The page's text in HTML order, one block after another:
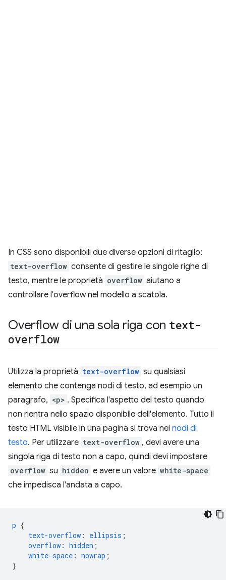
In CSS sono disponibili due diverse opzioni di ritaglio:
text-overflow consente di gestire le singole righe di
testo, mentre le proprietà overflow aiutano a
controllare l'overflow nel modello a scatola.
Overflow di una sola riga con text-
overflow
Utilizza la proprietà text-overflow su qualsiasi
elemento che contenga nodi di testo, ad esempio un
paragrafo, <p> . Specifica l'aspetto del testo quando
non rientra nello spazio disponibile dell'elemento. Tutto il
testo HTML visibile in una pagina si trova nei nodi di
testo. Per utilizzare text-overflow , devi avere una
singola riga di testo non a capo, quindi devi impostare
overflow su hidden e avere un valore white-space
che impedisca l'andata a capo.
p {
text-overflow : ellipsis ;
overflow : hidden ;
white-space : nowrap ;
}